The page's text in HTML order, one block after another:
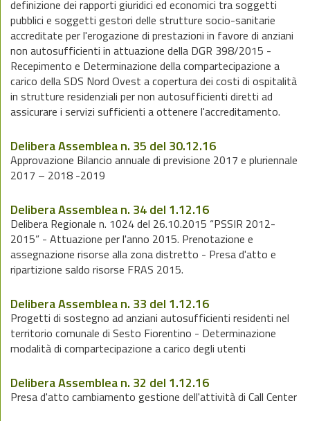
definizione dei rapporti giuridici ed economici tra soggetti
pubblici e soggetti gestori delle strutture socio-sanitarie
accreditate per l'erogazione di prestazioni in favore di anziani
non autosufficienti in attuazione della DGR 398/2015 -
Recepimento e Determinazione della compartecipazione a
carico della SDS Nord Ovest a copertura dei costi di ospitalità
in strutture residenziali per non autosufficienti diretti ad
assicurare i servizi sufficienti a ottenere l'accreditamento.
Delibera Assemblea n. 35 del 30.12.16
Approvazione Bilancio annuale di previsione 2017 e pluriennale
2017 – 2018 -2019
Delibera Assemblea n. 34 del 1.12.16
Delibera Regionale n. 1024 del 26.10.2015 “PSSIR 2012-
2015” - Attuazione per l'anno 2015. Prenotazione e
assegnazione risorse alla zona distretto - Presa d'atto e
ripartizione saldo risorse FRAS 2015.
Delibera Assemblea n. 33 del 1.12.16
Progetti di sostegno ad anziani autosufficienti residenti nel
territorio comunale di Sesto Fiorentino - Determinazione
modalità di compartecipazione a carico degli utenti
Delibera Assemblea n. 32 del 1.12.16
Presa d'atto cambiamento gestione dell'attività di Call Center